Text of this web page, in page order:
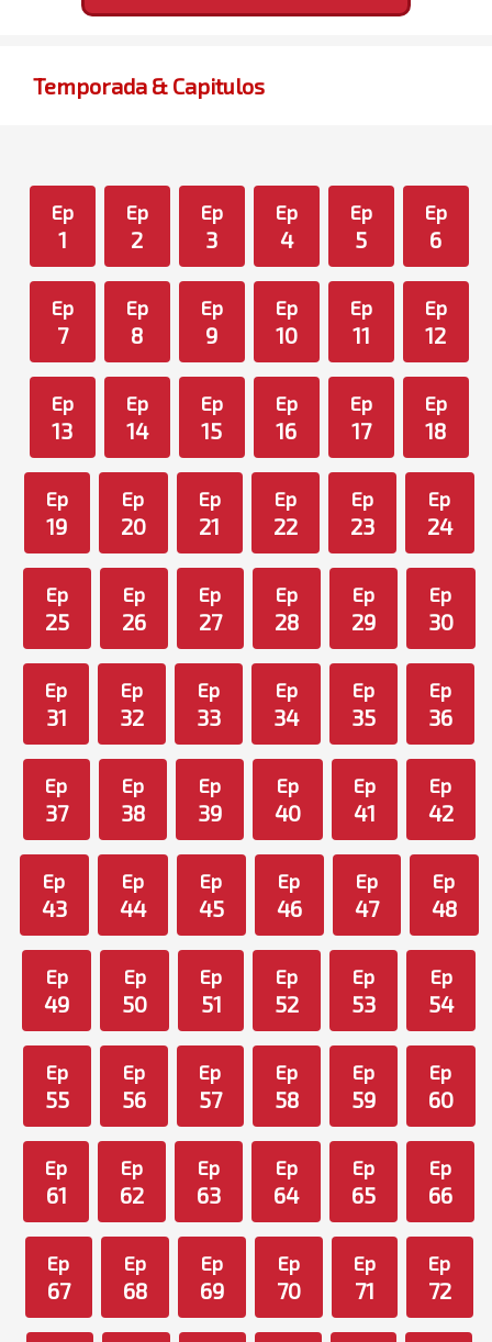
Temporada & Capitulos
Ep
1
Ep
2
Ep
3
Ep
4
Ep
5
Ep
6
Ep
7
Ep
8
Ep
9
Ep
10
Ep
11
Ep
12
Ep
13
Ep
14
Ep
15
Ep
16
Ep
17
Ep
18
Ep
19
Ep
20
Ep
21
Ep
22
Ep
23
Ep
24
Ep
25
Ep
26
Ep
27
Ep
28
Ep
29
Ep
30
Ep
31
Ep
32
Ep
33
Ep
34
Ep
35
Ep
36
Ep
37
Ep
38
Ep
39
Ep
40
Ep
41
Ep
42
Ep
43
Ep
44
Ep
45
Ep
46
Ep
47
Ep
48
Ep
49
Ep
50
Ep
51
Ep
52
Ep
53
Ep
54
Ep
55
Ep
56
Ep
57
Ep
58
Ep
59
Ep
60
Ep
61
Ep
62
Ep
63
Ep
64
Ep
65
Ep
66
Ep
67
Ep
68
Ep
69
Ep
70
Ep
71
Ep
72